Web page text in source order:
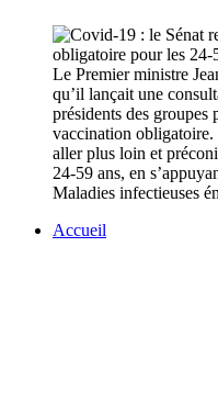
Le Premier ministre
qu’il lançait une
présidents des groupes
vaccination obligatoire.
aller plus loin et
24-59 ans, en
Maladies infectieuses
Accueil